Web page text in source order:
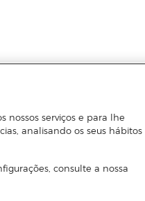
nossos serviços e para lhe
analisando os seus hábitos
consulte a nossa